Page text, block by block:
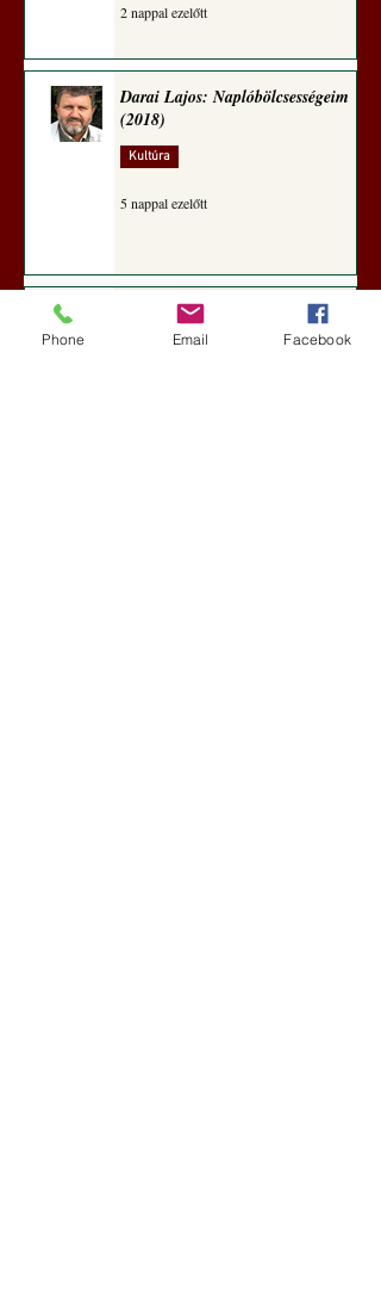
2 nappal ezelőtt
Darai Lajos: Naplóbölcsességeim
(2018)
Kultúra
5 nappal ezelőtt
A Rothschildok és a Pentagon
bizalmas feljegyzése: „Hét ország
Phone Email Facebook